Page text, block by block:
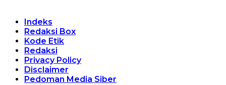
Indeks
Redaksi Box
Kode Etik
Redaksi
Privacy Policy
Disclaimer
Pedoman Media Siber